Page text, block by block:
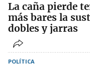
La caña pierde
más bares la
dobles y jarras
POLÍTICA